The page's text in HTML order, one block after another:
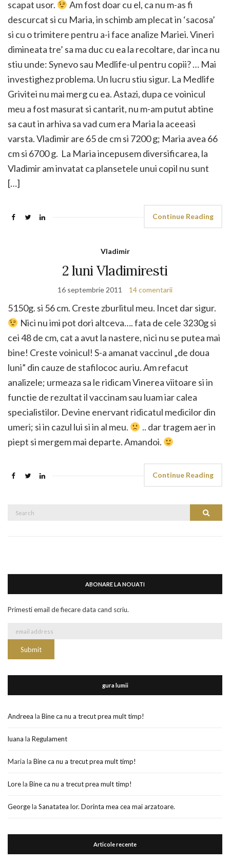
scapat usor.
Am fost doar cu el, ca nu m-as fi
descurcat si cu Maria, in schimb am plecat in ‘sacosa’
si cu o trimitere pentru a-i face analize Mariei. Vineri
dimineata tre’ sa ma duc cu ea la recoltare, dar inca nu
stiu unde: Synevo sau Medlife-ul pentru copii? … Mai
investighez problema. Un lucru stiu sigur. La Medlife
Grivitei nu mai merg cu ea. Astazi, dupa ce voinicul
meu a fost masurat si cantarit, nu m-am putut abtine
sa caut in arhiva sa vad cum era Maria la aceeasi
varsta. Vladimir are 65 de cm si 7200 g; Maria avea 66
cm si 6700 g. La Maria incepusem diversificarea, la
Vladimir am invatat ca plansetele unui copil nu sunt
[…]
Continue Reading
Vladimir
2 luni Vladimiresti
16 septembrie 2011 14 comentarii
5150g. si 56 cm. Creste zburlitul meu. Incet dar sigur.
Nici nu imi pot dori altceva…. fata de cele 3230g si
cei 48 de cm, cat a avut la nastere, nici nu se putea mai
bine! Creste voinicul! S-a amanat vaccinul „de doua
luni” din cauze de stafilococ auriu. Am refacut
analizele; urmeaza sa le ridicam Vinerea viitoare si in
functie de rezultat il vaccinam sau luam iar calea
specialistilor. Devine enervant ridicatul medicilor din
umeri; si in cazul lui si in al meu.
.. dar tragem aer in
piept si mergem mai departe. Amandoi.
Continue Reading
Search
ABONARE LA NOUATI
Primesti email de fiecare data cand scriu.
gura lumii
Andreea la Bine ca nu a trecut prea mult timp!
luana la Regulament
Maria la Bine ca nu a trecut prea mult timp!
Lorela Bine ca nu a trecut prea mult timp!
Georgela Sanatatea lor. Dorinta mea cea mai arzatoare.
Articole recente